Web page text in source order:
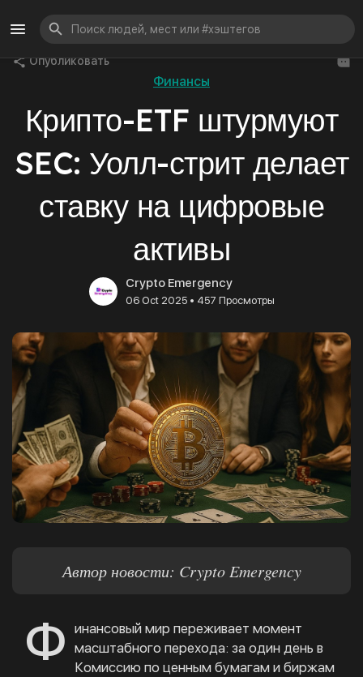
Опубликовать
Финансы
Крипто-ETF штурмуют
SEC: Уолл-стрит делает
ставку на цифровые
активы
Crypto Emergency
06 Oct 2025• 457 Просмотры
Автор новости: Crypto Emergency
Ф инансовый мир переживает момент
масштабного перехода: за один день в
Комиссию по ценным бумагам и биржам